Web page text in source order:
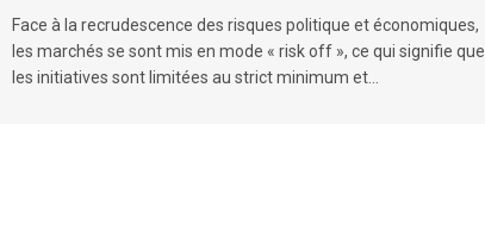
Face à la recrudescence des risques politique et économiques,
les marchés se sont mis en mode « risk off », ce qui signifie que
les initiatives sont limitées au strict minimum et...